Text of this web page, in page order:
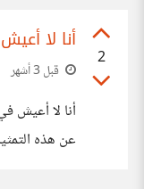
2
أنا لا
قبل 3 أشهر
عن هذه